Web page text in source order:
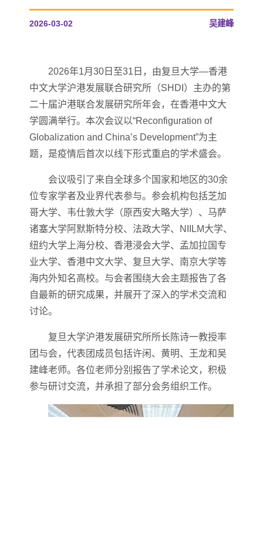
2026-03-02 吴建峰
2026年1月30日至31日，由复旦大学—香港
中文大学沪港发展联合研究所（SHDI）主办的第
二十届沪港联合发展研究所年会，在香港中文大
学圆满举行。本次会议以“Reconfiguration of
Globalization and China’s Development”为主
题，是疫情后首次以线下形式重启的学术盛会。
会议吸引了来自全球多个国家和地区的30余
位专家学者及业界代表参与。参会机构包括芝加
哥大学、韦仕敦大学（原西安大略大学）、马萨
诸塞大学阿默斯特分校、法政大学、NIILM大学、
纽约大学上海分校、香港浸会大学、孟加拉国专
业大学、香港中文大学、复旦大学、南京大学等
海内外知名高校。与会者围绕大会主题报告了各
自最新的研究成果，并展开了深入的学术交流和
讨论。
复旦大学沪港发展研究所所长陈诗一教授率
团与会，代表团成员包括许闲、黄明、王龙和吴
建峰老师。各位老师分别报告了学术论文，积极
参与研讨交流，并承担了部分会务组织工作。